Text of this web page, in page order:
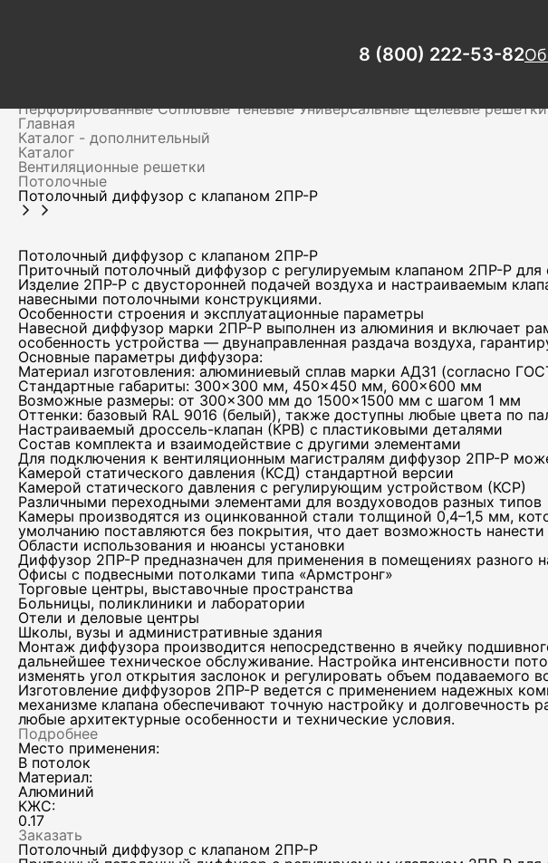
Перфорированные Сопловые Теневые Универсальные Щелевые решетки
Главная
Каталог - дополнительный
Каталог
Вентиляционные решетки
Потолочные
Потолочный диффузор с клапаном 2ПР-Р
Потолочный диффузор с клапаном 2ПР-Р
Приточный потолочный диффузор с регулируемым клапаном 2ПР-Р для
Изделие 2ПР-Р с двусторонней подачей воздуха и настраиваемым
навесными потолочными конструкциями.
Особенности строения и эксплуатационные параметры
Навесной диффузор марки 2ПР-Р выполнен из алюминия и включает
особенность устройства — двунаправленная раздача воздуха,
Основные параметры диффузора:
Материал изготовления: алюминиевый сплав марки АД31 (согласно
Стандартные габариты: 300×300 мм, 450×450 мм, 600×600 мм
Возможные размеры: от 300×300 мм до 1500×1500 мм с шагом 1 мм
Оттенки: базовый RAL 9016 (белый), также доступны любые цвета по
Настраиваемый дроссель-клапан (КРВ) с пластиковыми деталями
Состав комплекта и взаимодействие с другими элементами
Для подключения к вентиляционным магистралям диффузор 2ПР-Р
Камерой статического давления (КСД) стандартной версии
Камерой статического давления с регулирующим устройством (КСР)
Различными переходными элементами для воздуховодов разных типов
Камеры производятся из оцинкованной стали толщиной 0,4–1,5 мм,
умолчанию поставляются без покрытия, что дает возможность
Области использования и нюансы установки
Диффузор 2ПР-Р предназначен для применения в помещениях разного
Офисы с подвесными потолками типа «Армстронг»
Торговые центры, выставочные пространства
Больницы, поликлиники и лаборатории
Отели и деловые центры
Школы, вузы и административные здания
Монтаж диффузора производится непосредственно в ячейку
дальнейшее техническое обслуживание. Настройка интенсивности
изменять угол открытия заслонок и регулировать объем подаваемого
Изготовление диффузоров 2ПР-Р ведется с применением надежных
механизме клапана обеспечивают точную настройку и долговечность
любые архитектурные особенности и технические условия.
Подробнее
Место применения:
В потолок
Материал:
Алюминий
КЖС:
0.17
Заказать
Потолочный диффузор с клапаном 2ПР-Р
8 (800) 222-53-82